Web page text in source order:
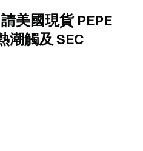
美國現貨 PEPE
潮觸及 SEC